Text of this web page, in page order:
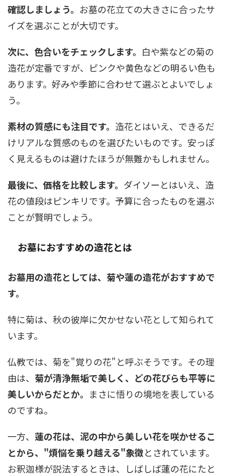
確認しましょう。 お墓の花立ての大きさに合ったサ
イズを選ぶことが大切です。
次に、色合いをチェックします。 白や紫などの菊の
造花が定番ですが、ピンクや黄色などの明るい色も
あります。好みや季節に合わせて選ぶとよいでしょ
う。
素材の質感にも注目です。 造花とはいえ、できるだ
けリアルな質感のものを選びたいものです。安っぽ
く見えるものは避けたほうが無難かもしれません。
最後に、価格を比較します。 ダイソーとはいえ、造
花の値段はピンキリです。予算に合ったものを選ぶ
ことが賢明でしょう。
お墓におすすめの造花とは
お墓用の造花としては、菊や蓮の造花がおすすめで
す。
特に菊は、秋の彼岸に欠かせない花として知られて
います。
仏教では、菊を"覚りの花"と呼ぶそうです。その理
由は、 菊が清浄無垢で美しく、どの花びらも平等に
美しいからだとか。 まさに悟りの境地を表している
のですね。
一方、 蓮の花は、泥の中から美しい花を咲かせるこ
とから、"煩悩を乗り越える"象徴とされています。
お釈迦様が説法するときは、しばしば蓮の花にたと